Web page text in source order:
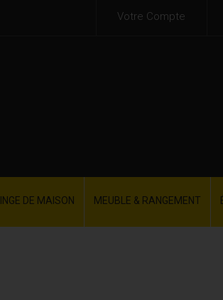
Votre Compte
LINGE DE MAISON MEUBLE & RANGEMENT